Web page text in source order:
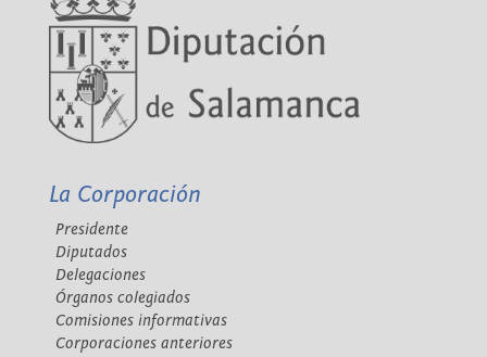
La Corporación
Presidente
Diputados
Delegaciones
Órganos colegiados
Comisiones informativas
Corporaciones anteriores